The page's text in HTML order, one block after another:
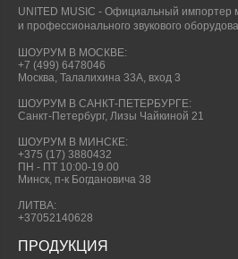
UNITED MUSIC - Официальный импортер
и профессионального звукового
ШОУРУМ В МОСКВЕ:
+7 (499) 6478046
Москва, Талалихина 33А, вход 3
ШОУРУМ В САНКТ-ПЕТЕРБУРГЕ:
Санкт-Петербург, Лизы Чайкиной 21
ШОУРУМ В МИНСКЕ:
+375 (17) 3880432
ПН - ПТ 10:00-19.00
Минск, п-к Богдановича 38
ЛИТВА:
+37052140628
ПРОДУКЦИЯ